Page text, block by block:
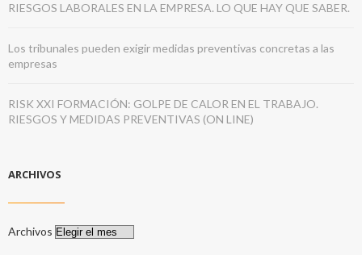
RIESGOS LABORALES EN LA EMPRESA. LO QUE HAY QUE SABER.
Los tribunales pueden exigir medidas preventivas concretas a las
empresas
RISK XXI FORMACIÓN: GOLPE DE CALOR EN EL TRABAJO.
RIESGOS Y MEDIDAS PREVENTIVAS (ON LINE)
ARCHIVOS
Archivos